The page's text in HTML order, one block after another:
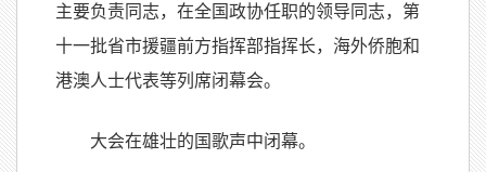
主要负责同志，在全国政协任职的领导同志，第
十一批省市援疆前方指挥部指挥长，海外侨胞和
港澳人士代表等列席闭幕会。
大会在雄壮的国歌声中闭幕。